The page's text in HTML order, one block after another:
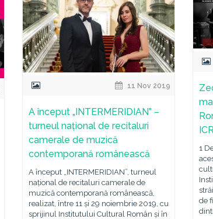
1
de
11 Nov 2019
A început „INTERMERIDIAN” –
turneul național de recitaluri
camerale de muzică
contemporană românească
A început „INTERMERIDIAN”, turneul
național de recitaluri camerale de
muzică contemporană românească,
realizat, între 11 și 29 noiembrie 2019, cu
sprijinul Institutului Cultural Român și în